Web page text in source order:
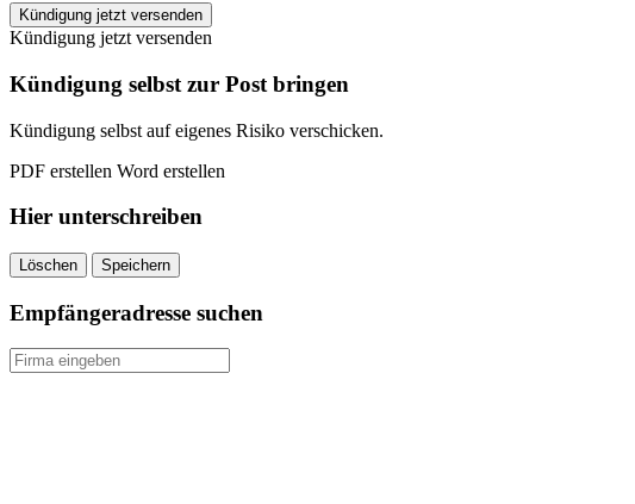
Filmtaxi.de
Mitgliedschaft
kündigen
quantity
Kündigung jetzt versenden
Kündigung jetzt versenden
Kündigung selbst zur Post bringen
Kündigung selbst auf eigenes Risiko verschicken.
PDF erstellen Word erstellen
Hier unterschreiben
Löschen Speichern
Empfängeradresse suchen